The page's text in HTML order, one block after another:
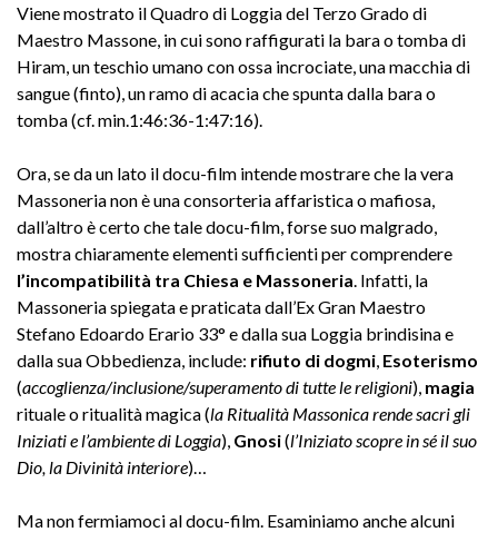
Viene mostrato il Quadro di Loggia del Terzo Grado di
Maestro Massone, in cui sono raffigurati la bara o tomba di
Hiram, un teschio umano con ossa incrociate, una macchia di
sangue (finto), un ramo di acacia che spunta dalla bara o
tomba (cf. min.1:46:36-1:47:16).
Ora, se da un lato il docu-film intende mostrare che la vera
Massoneria non è una consorteria affaristica o mafiosa,
dall’altro è certo che tale docu-film, forse suo malgrado,
mostra chiaramente elementi sufficienti per comprendere
l’incompatibilità tra Chiesa e Massoneria . Infatti, la
Massoneria spiegata e praticata dall’Ex Gran Maestro
Stefano Edoardo Erario 33° e dalla sua Loggia brindisina e
dalla sua Obbedienza, include: rifiuto di dogmi Esoterismo
(accoglienza/inclusione/superamento di tutte le religioni), magia
rituale o ritualità magica (la Ritualità Massonica rende sacri gli
Iniziati e l’ambiente di Loggia), Gnosi(l’Iniziato scopre in sé il suo
Dio, la Divinità interiore)…
Ma non fermiamoci al docu-film. Esaminiamo anche alcuni